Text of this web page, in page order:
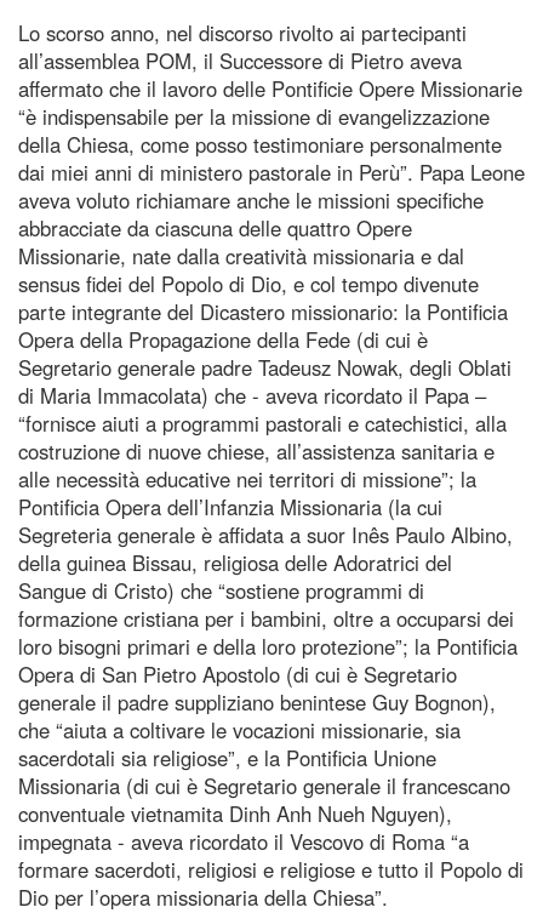
Lo scorso anno, nel discorso rivolto ai partecipanti
all’assemblea POM, il Successore di Pietro aveva
affermato che il lavoro delle Pontificie Opere Missionarie
“è indispensabile per la missione di evangelizzazione
della Chiesa, come posso testimoniare personalmente
dai miei anni di ministero pastorale in Perù”. Papa Leone
aveva voluto richiamare anche le missioni specifiche
abbracciate da ciascuna delle quattro Opere
Missionarie, nate dalla creatività missionaria e dal
sensus fidei del Popolo di Dio, e col tempo divenute
parte integrante del Dicastero missionario: la Pontificia
Opera della Propagazione della Fede (di cui è
Segretario generale padre Tadeusz Nowak, degli Oblati
di Maria Immacolata) che - aveva ricordato il Papa –
“fornisce aiuti a programmi pastorali e catechistici, alla
costruzione di nuove chiese, all’assistenza sanitaria e
alle necessità educative nei territori di missione”; la
Pontificia Opera dell’Infanzia Missionaria (la cui
Segreteria generale è affidata a suor Inês Paulo Albino,
della guinea Bissau, religiosa delle Adoratrici del
Sangue di Cristo) che “sostiene programmi di
formazione cristiana per i bambini, oltre a occuparsi dei
loro bisogni primari e della loro protezione”; la Pontificia
Opera di San Pietro Apostolo (di cui è Segretario
generale il padre suppliziano benintese Guy Bognon),
che “aiuta a coltivare le vocazioni missionarie, sia
sacerdotali sia religiose”, e la Pontificia Unione
Missionaria (di cui è Segretario generale il francescano
conventuale vietnamita Dinh Anh Nueh Nguyen),
impegnata - aveva ricordato il Vescovo di Roma “a
formare sacerdoti, religiosi e religiose e tutto il Popolo di
Dio per l’opera missionaria della Chiesa”.